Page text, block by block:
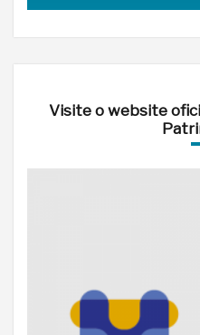
Visite o website